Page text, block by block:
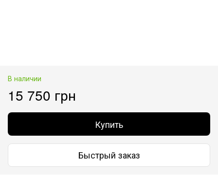
В наличии
15 750 грн
Купить
Быстрый заказ